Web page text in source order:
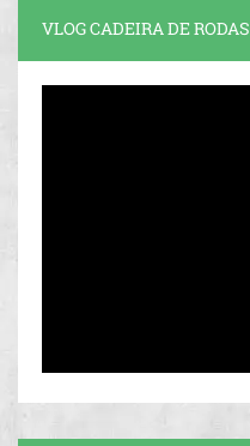
VLOG CADEIRA DE RODAS